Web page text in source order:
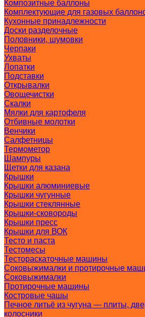
Композитные баллоны
Комплектующие для газовых
Кухонные принадлежности
Доски разделочные
Половники, шумовки
Черпаки
Ухваты
Лопатки
Подставки
Открывалки
Овощечистки
Скалки
Мялки для картофеля
Отбивные молотки
Венчики
Салфетницы
Термометор
Шампуры
Щетки для казана
Крышки
Крышки алюминиевые
Крышки чугунные
Крышки стеклянные
Крышки-сковороды
Крышки пресс
Крышки для ВОК
Тесто и паста
Тестомесы
Тестораскаточные машины
Соковыжималки и протирочные
Соковыжималки
Протирочные машины
Костровые чашы
Печное литьё из чугуна — плиты,
колосники